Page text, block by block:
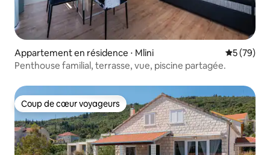
Appartement en résidence ⋅ Mlini
5 (79)
Penthouse familial, terrasse, vue, piscine partagée.
Coup de cœur voyageurs
Coup de cœur voyageurs